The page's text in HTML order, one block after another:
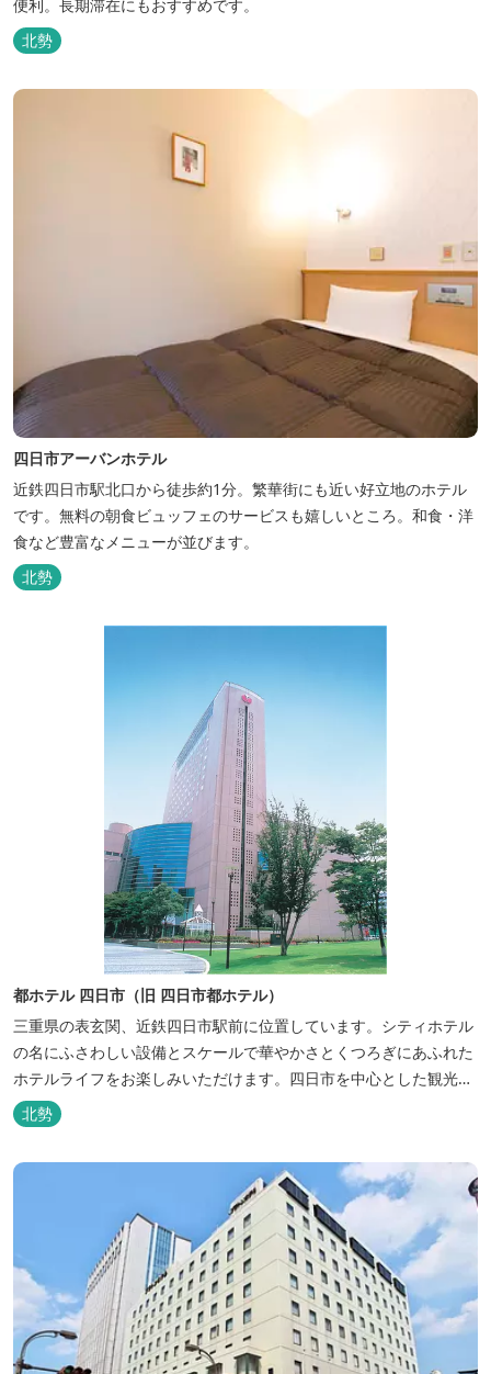
便利。長期滞在にもおすすめです。
北勢
四日市アーバンホテル
近鉄四日市駅北口から徒歩約1分。繁華街にも近い好立地のホテル
です。無料の朝食ビュッフェのサービスも嬉しいところ。和食・洋
食など豊富なメニューが並びます。
北勢
都ホテル 四日市（旧 四日市都ホテル）
三重県の表玄関、近鉄四日市駅前に位置しています。シティホテル
の名にふさわしい設備とスケールで華やかさとくつろぎにあふれた
ホテルライフをお楽しみいただけます。四日市を中心とした観光、
ビジネス、会議やゴルフ場などへの基点として便利にご利用いただ
けます。
北勢